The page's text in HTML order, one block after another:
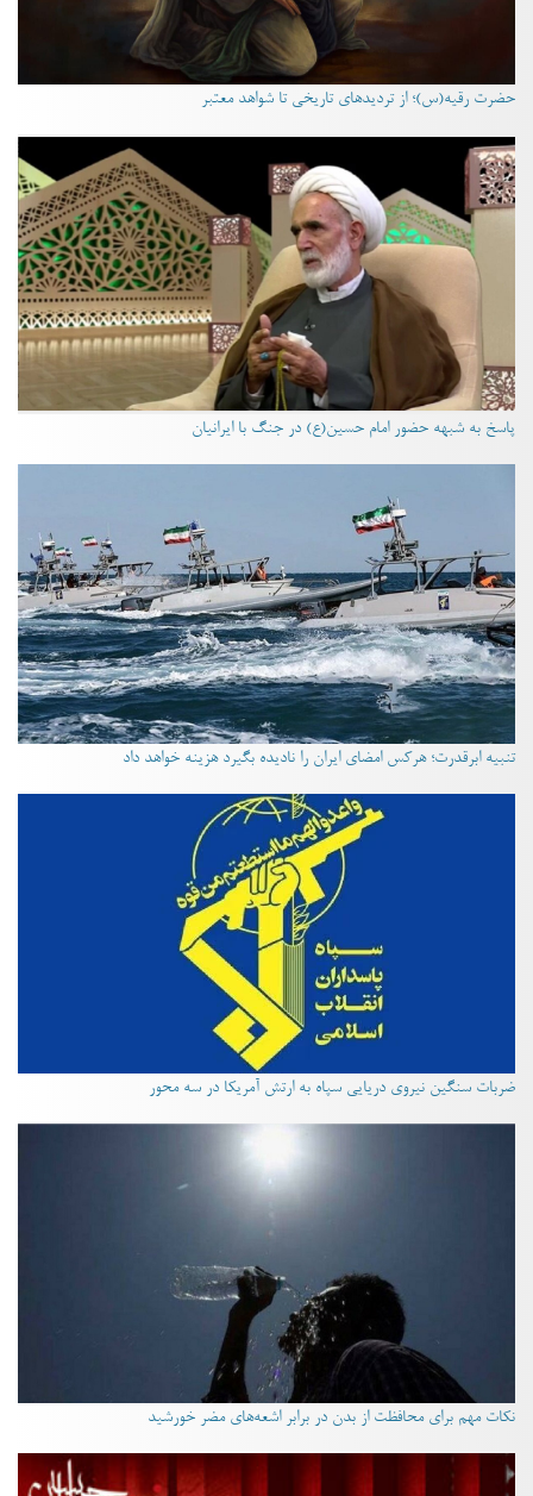
حضرت رقیه(س)؛ از تردیدهای تاریخی تا شواهد معتبر
پاسخ به شبهه حضور امام حسین(ع) در جنگ با ایرانیان
تنبیه ابرقدرت؛ هرکس امضای ایران را نادیده بگیرد هزینه خواهد داد
ضربات سنگین نیروی دریایی سپاه به ارتش آمریکا در سه محور
نکات مهم برای محافظت از بدن در برابر اشعه‌های مضر خورشید